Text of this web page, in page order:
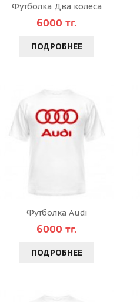
Футболка Два колеса
6000 тг.
ПОДРОБНЕЕ
Футболка Audi
6000 тг.
ПОДРОБНЕЕ